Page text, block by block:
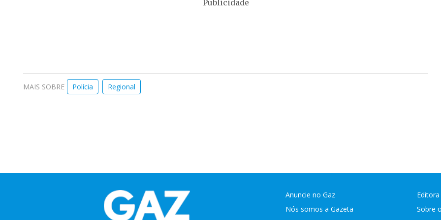
Publicidade
MAIS SOBRE Polícia Regional
Anuncie no Gaz
Nós somos a Gazeta
Sobre